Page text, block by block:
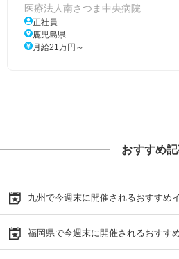
医療法人南さつま中央病院
正社員
鹿児島県
月給21万円～
おすすめ
九州で今週末に開催されるおすすめ
福岡県で今週末に開催されるおすす